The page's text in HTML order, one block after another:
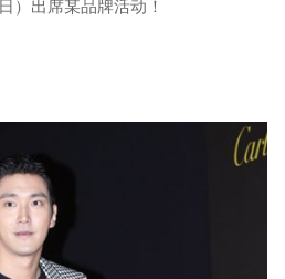
）出席某品牌活动！